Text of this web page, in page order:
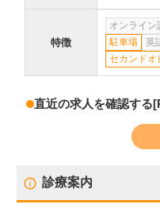
特徴
オンライン
駐車場
英
セカンドオ
直近の求人を確認する
診療案内